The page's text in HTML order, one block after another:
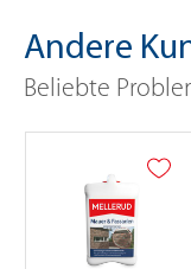
Andere
Beliebte